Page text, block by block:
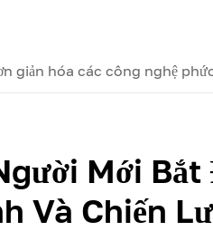
giản hóa các công nghệ
Mới Bắt
Và Chiến